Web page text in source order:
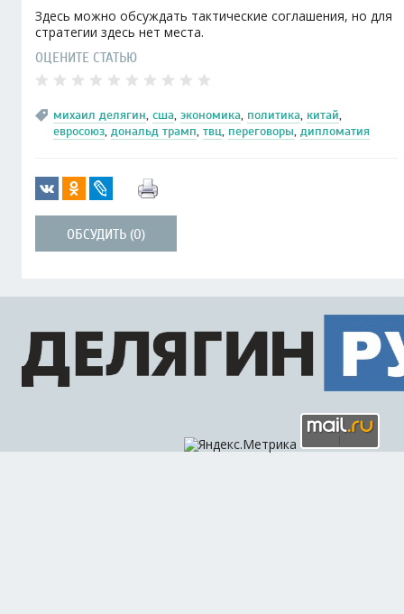
Здесь можно обсуждать тактические соглашения, но для
стратегии здесь нет места.
ОЦЕНИТЕ СТАТЬЮ
михаил делягин, сша, экономика, политика, китай,
евросоюз, дональд трамп, твц, переговоры, дипломатия
ОБСУДИТЬ (0)